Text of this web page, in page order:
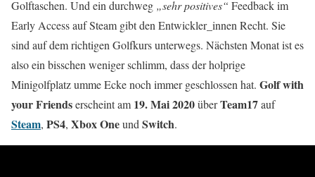
Golftaschen. Und ein durchweg „sehr positives“ Feedback im
Early Access auf Steam gibt den Entwickler_innen Recht. Sie
sind auf dem richtigen Golfkurs unterwegs. Nächsten Monat ist es
also ein bisschen weniger schlimm, dass der holprige
Minigolfplatz umme Ecke noch immer geschlossen hat. Golf with
your Friendserscheint am 19. Mai 2020überTeam17auf
Steam, PS4, Xbox Oneund Switch.